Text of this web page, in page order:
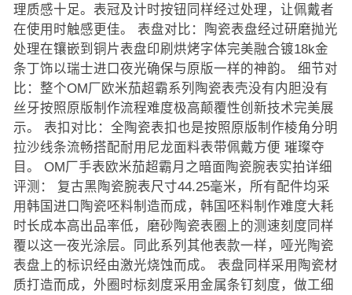
理质感十足。表冠及计时按钮同样经过处理，让佩戴者
在使用时触感更佳。 表盘对比：陶瓷表盘经过研磨抛光
处理在镶嵌到铜片表盘印刷烘烤字体完美融合镀18k金
条丁饰以瑞士进口夜光确保与原版一样的神韵。 细节对
比：整个OM厂欧米茄超霸系列陶瓷表壳没有内胆没有
丝牙按照原版制作流程难度极高颠覆性创新技术完美展
示。 表扣对比：全陶瓷表扣也是按照原版制作棱角分明
拉沙线条流畅搭配耐用尼龙面料表带佩戴方便 璀璨夺
目。 OM厂手表欧米茄超霸月之暗面陶瓷腕表实拍详细
评测： 复古黑陶瓷腕表尺寸44.25毫米，所有配件均采
用韩国进口陶瓷呸料制造而成，韩国呸料制作难度大耗
时长成本高出品率低，磨砂陶瓷表圈上的测速刻度同样
覆以这一夜光涂层。同此系列其他表款一样，哑光陶瓷
表盘上的标识经由激光烧蚀而成。 表盘同样采用陶瓷材
质打造而成，外圈时标刻度采用金属条钉刻度，做工细